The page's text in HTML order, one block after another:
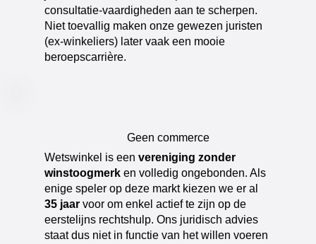
consultatie-vaardigheden aan te scherpen.
Niet toevallig maken onze gewezen juristen
(ex-winkeliers) later vaak een mooie
beroepscarrière.
Geen commerce
​Wetswinkel is een vereniging zonder
winstoogmerken volledig ongebonden. Als
enige speler op deze markt kiezen we er al
35 jaarvoor om enkel actief te zijn op de
eerstelijns rechtshulp. Ons juridisch advies
staat dus niet in functie van het willen voeren